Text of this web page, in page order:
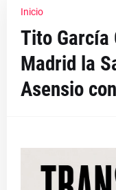
Inicio
Tito García
Madrid la
Asensio